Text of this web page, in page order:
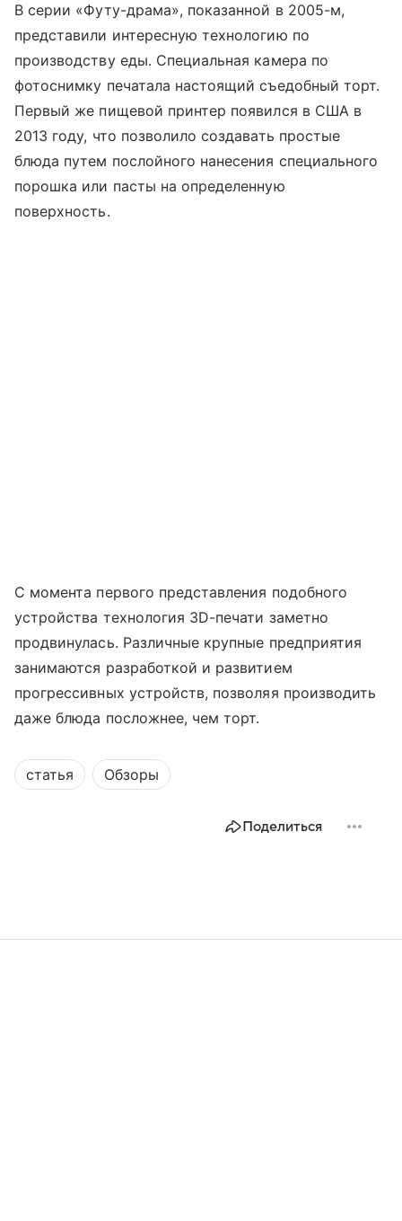
В серии «Футу-драма», показанной в 2005-м,
представили интересную технологию по
производству еды. Специальная камера по
фотоснимку печатала настоящий съедобный торт.
Первый же пищевой принтер появился в США в
2013 году, что позволило создавать простые
блюда путем послойного нанесения специального
порошка или пасты на определенную
поверхность.
С момента первого представления подобного
устройства технология 3D-печати заметно
продвинулась. Различные крупные предприятия
занимаются разработкой и развитием
прогрессивных устройств, позволяя производить
даже блюда посложнее, чем торт.
статья Обзоры
Поделиться